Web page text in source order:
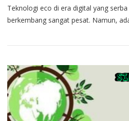
Teknologi eco di era digital yang
berkembang sangat pesat. Namun,